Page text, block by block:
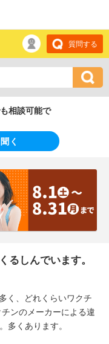
質問する
相談可能で
く
るしんでいます。
く、どれくらいワクチ
ンのメーカーによる違
多くあります。